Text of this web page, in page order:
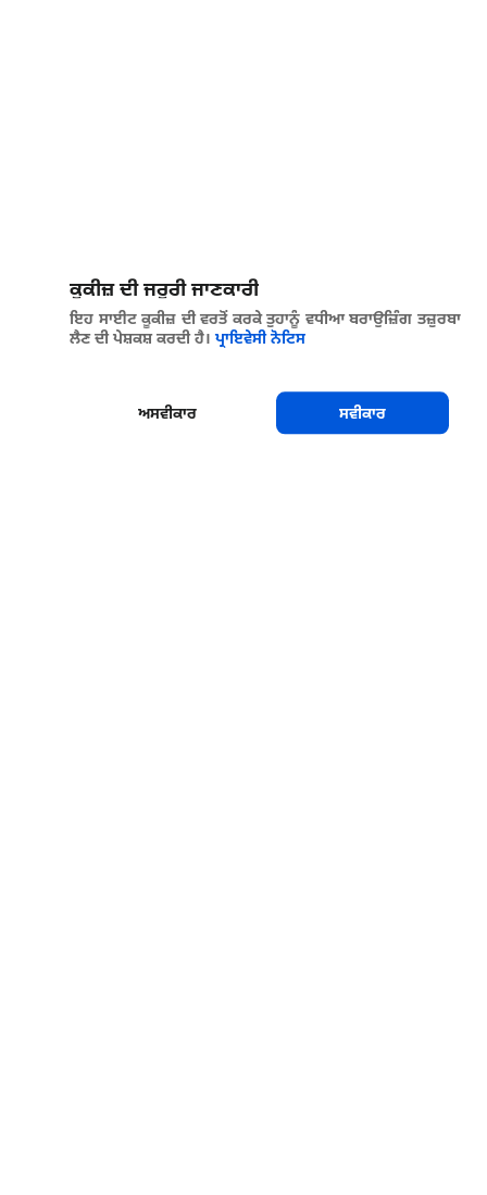
ਕੂਕੀਜ਼ ਦੀ ਜਰੂਰੀ ਜਾਣਕਾਰੀ
ਇਹ ਸਾਈਟ ਕੂਕੀਜ਼ ਦੀ ਵਰਤੋਂ ਕਰਕੇ ਤੁਹਾਨੂੰ ਵਧੀਆ ਬਰਾਉਜ਼ਿੰਗ ਤਜ਼ੁਰਬਾ
ਲੈਣ ਦੀ ਪੇਸ਼ਕਸ਼ ਕਰਦੀ ਹੈ।ਪ੍ਰਾਇਵੇਸੀ ਨੋਟਿਸ
ਅਸਵੀਕਾਰ ਸਵੀਕਾਰ